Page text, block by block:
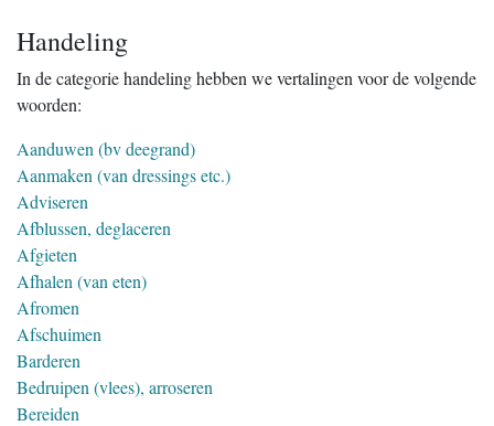
Handeling
In de categorie handeling hebben we vertalingen voor de volgende
woorden:
Aanduwen (bv deegrand)
Aanmaken (van dressings etc.)
Adviseren
Afblussen, deglaceren
Afgieten
Afhalen (van eten)
Afromen
Afschuimen
Barderen
Bedruipen (vlees), arroseren
Bereiden